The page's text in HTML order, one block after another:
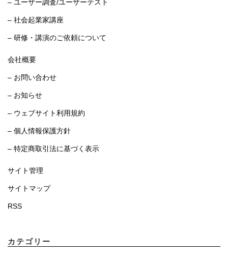
– ユーザー調査/ユーザーテスト
– 社会起業家講座
– 研修・講演のご依頼について
会社概要
– お問い合わせ
– お知らせ
– ウェブサイト利用規約
– 個人情報保護方針
– 特定商取引法に基づく表示
サイト管理
サイトマップ
RSS
カテゴリー